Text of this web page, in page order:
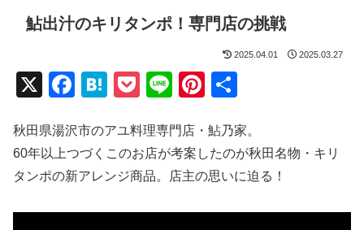
鮎出汁のキリタンポ！専門店の挑戦
2025.04.01 2025.03.27
X
F
c
e
b
o
H
e
n
a
P
ck
et
Li
e
Pi
er
e
st
秋田県湯沢市のアユ料理専門店・鮎乃家。
60年以上つづくこのお店が考案したのが秋田名物・キリ
タンポの新アレンジ商品。店主の思いに迫る！